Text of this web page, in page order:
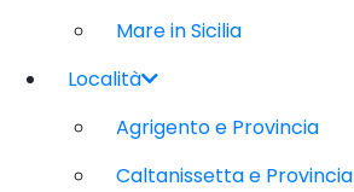
Mare in Sicilia
Località
Agrigento e Provincia
Caltanissetta e Provincia